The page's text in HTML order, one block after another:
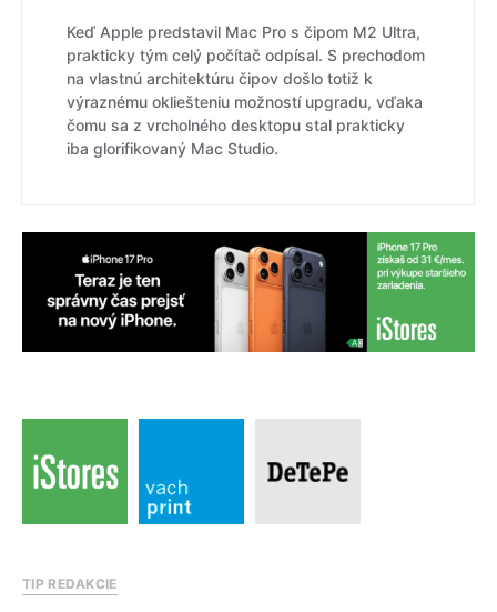
Keď Apple predstavil Mac Pro s čipom M2 Ultra,
prakticky tým celý počítač odpísal. S prechodom
na vlastnú architektúru čipov došlo totiž k
výraznému okliešteniu možností upgradu, vďaka
čomu sa z vrcholného desktopu stal prakticky
iba glorifikovaný Mac Studio.
TIP REDAKCIE